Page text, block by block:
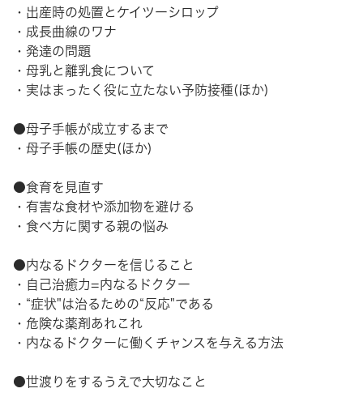
・出産時の処置とケイツーシロップ
・成長曲線のワナ
・発達の問題
・母乳と離乳食について
・実はまったく役に立たない予防接種(ほか)
●母子手帳が成立するまで
・母子手帳の歴史(ほか)
●食育を見直す
・有害な食材や添加物を避ける
・食べ方に関する親の悩み
●内なるドクターを信じること
・自己治癒力=内なるドクター
・“症状"は治るための“反応"である
・危険な薬剤あれこれ
・内なるドクターに働くチャンスを与える方法
●世渡りをするうえで大切なこと